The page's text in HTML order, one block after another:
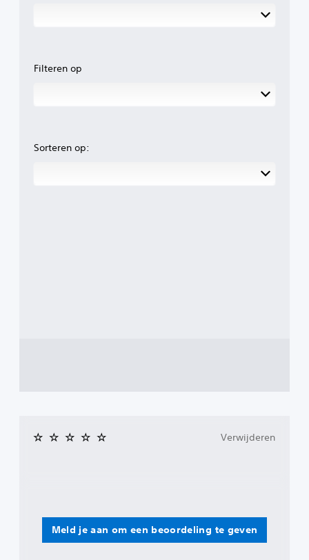
Filteren op
Sorteren op:
Meld je aan om een beoordeling te geven
Verwijderen